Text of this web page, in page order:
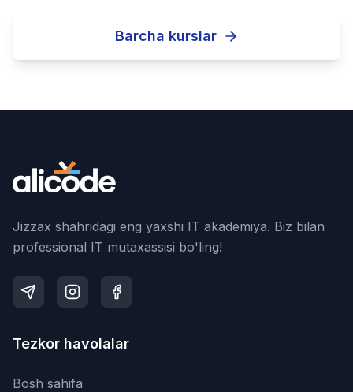
Barcha kurslar
Jizzax shahridagi eng yaxshi IT akademiya. Biz bilan
professional IT mutaxassisi bo'ling!
Tezkor havolalar
Bosh sahifa